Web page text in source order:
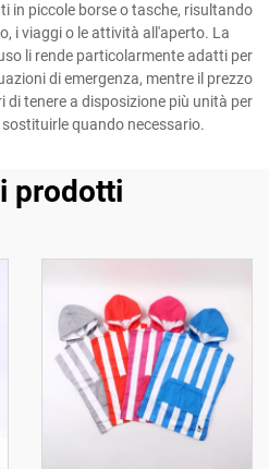
in piccole borse o tasche, risultando
i viaggi o le attività all'aperto. La
li rende particolarmente adatti per
di emergenza, mentre il prezzo
di tenere a disposizione più unità per
quando necessario.
prodotti